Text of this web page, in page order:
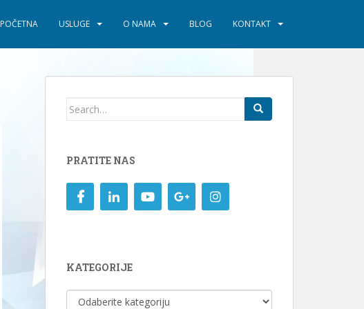
POČETNA USLUGE O NAMA BLOG KONTAKT
Search
PRATITE NAS
KATEGORIJE
KATEGORIJE